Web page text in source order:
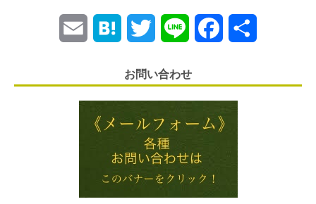
a t
a
i
t
e
r
n c
o
お問い合わせ